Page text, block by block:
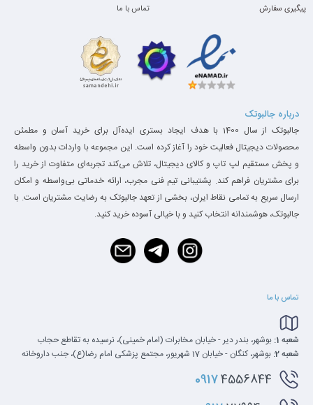
پیگیری سفارش
تماس با ما
درباره جالبوتک
جالبوتک از سال 1400 با هدف ایجاد بستری ایده‌آل برای خرید آسان و مطمئن
محصولات دیجیتال فعالیت خود را آغاز کرده است. این مجموعه با واردات بدون واسطه
و پخش مستقیم لپ تاپ و کالای دیجیتال، تلاش می‌کند تجربه‌ای متفاوت از خرید را
برای مشتریان فراهم کند. پشتیبانی تیم فنی مجرب، ارائه خدماتی بی‌واسطه و امکان
ارسال سریع به تمامی نقاط ایران، بخشی از تعهد جالبوتک به رضایت مشتریان است. با
جالبوتک، هوشمندانه انتخاب کنید و با خیالی آسوده خرید کنید.
تماس با ما
شعبه 1:
بوشهر، بندر دیر - خیابان مخابرات (امام خمینی)، نرسیده به تقاطع حجاب
شعبه 2:
بوشهر، کنگان - خیابان 17 شهریور، مجتمع پزشکی امام رضا(ع)، جنب داروخانه
09174556844